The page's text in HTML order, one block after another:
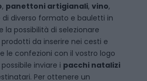
, panettoni artigianali, vino,
di diverso formato e bauletti in
la possibilità di selezionare
da inserire nei cesti e
le confezioni con il vostro logo
inviare i pacchi natalizi
Per ottenere un